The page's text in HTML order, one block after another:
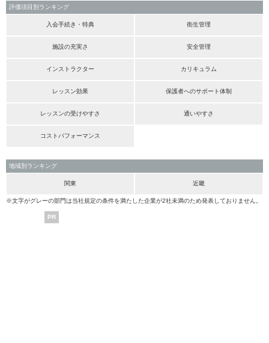
評価項目別ランキング
入会手続き・特典 衛生管理
施設の充実さ 安全管理
インストラクター カリキュラム
レッスン効果 保護者へのサポート体制
レッスンの受けやすさ 通いやすさ
コストパフォーマンス
地域別ランキング
関東 近畿
※文字がグレーの部門は当社規定の条件を満たした企業が2社未満のため発表しておりません。
PR